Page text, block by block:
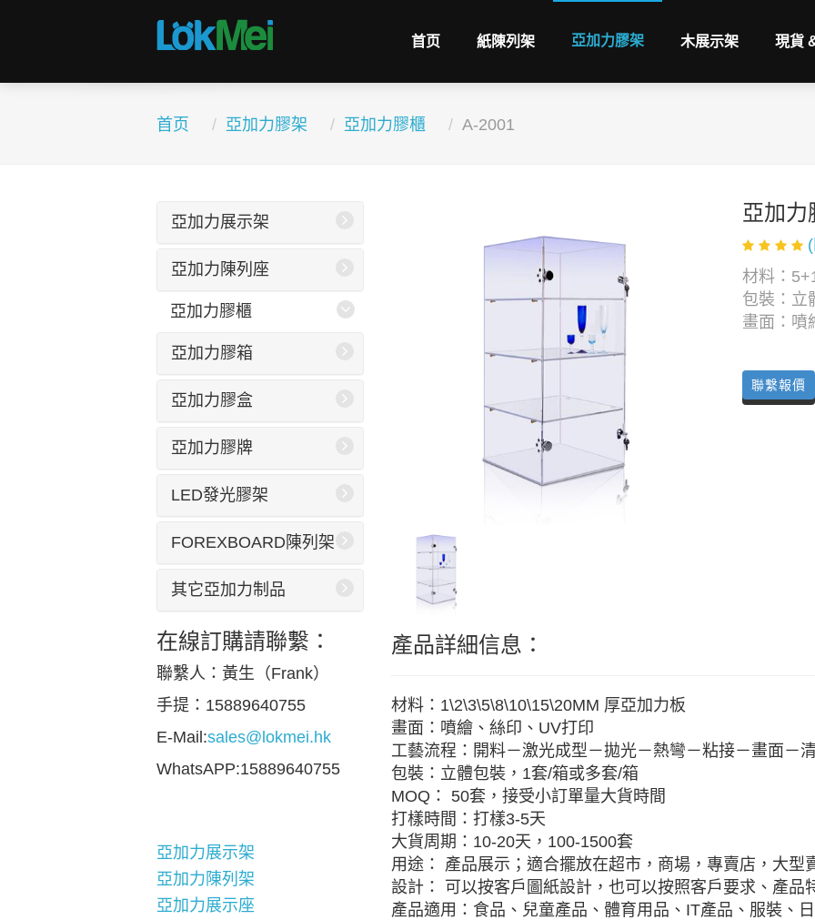
首页 紙陳列架 亞加力膠架 木展示架 現貨
首页 亞加力膠架 亞加力膠櫃 A-2001
亞加力展示架
亞加力陳列座
亞加力膠櫃
亞加力膠箱
亞加力膠盒
亞加力膠牌
LED發光膠架
FOREXBOARD陳列架
其它亞加力制品
在線訂購請聯繫：
聯繫人：黃生（Frank）
手提：15889640755
E-Mail:sales@lokmei.hk
WhatsAPP:15889640755
亞加力展示架
亞加力陳列架
亞加力展示座
亞加力
材料：
包裝：立
畫面：噴
聯繫報價
產品詳細信息：
材料：1\2\3\5\8\10\15\20MM 厚亞加力板
畫面：噴繪、絲印、UV打印
工藝流程：開料－激光成型－拋光－熱彎－粘接－畫面－
包裝：立體包裝，1套/箱或多套/箱
MOQ： 50套，接受小訂單量大貨時間
打樣時間：打樣3-5天
大貨周期：10-20天，100-1500套
用途： 產品展示；適合擺放在超市，商場，專賣店，大型
設計： 可以按客戶圖紙設計，也可以按照客戶要求、產品
產品適用：食品、兒童產品、體育用品、IT產品、服裝、